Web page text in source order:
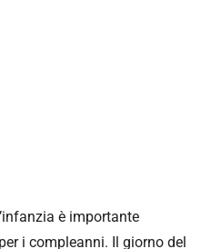
è importante
i compleanni. Il giorno del